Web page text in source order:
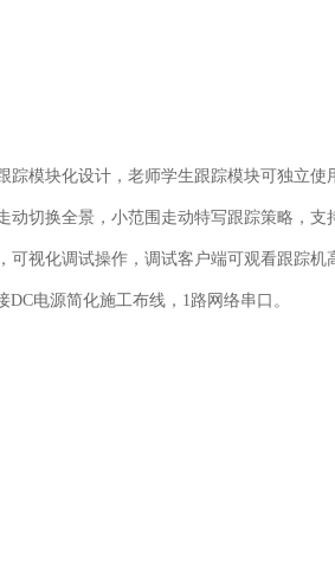
踪模块化设计，老师学生跟踪模块可独立使
动切换全景，小范围走动特写跟踪策略，支
可视化调试操作，调试客户端可观看跟踪机
电源简化施工布线，1路网络串口。